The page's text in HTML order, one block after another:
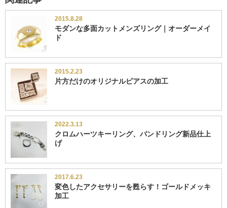
2015.8.28
モダンな多面カットメンズリング｜オーダーメイ
ド
2015.2.23
片方だけのオリジナルピアスの加工
2022.3.13
クロムハーツキーリング、バンドリング新品仕上
げ
2017.6.23
変色したアクセサリーを甦らす！ゴールドメッキ
加工